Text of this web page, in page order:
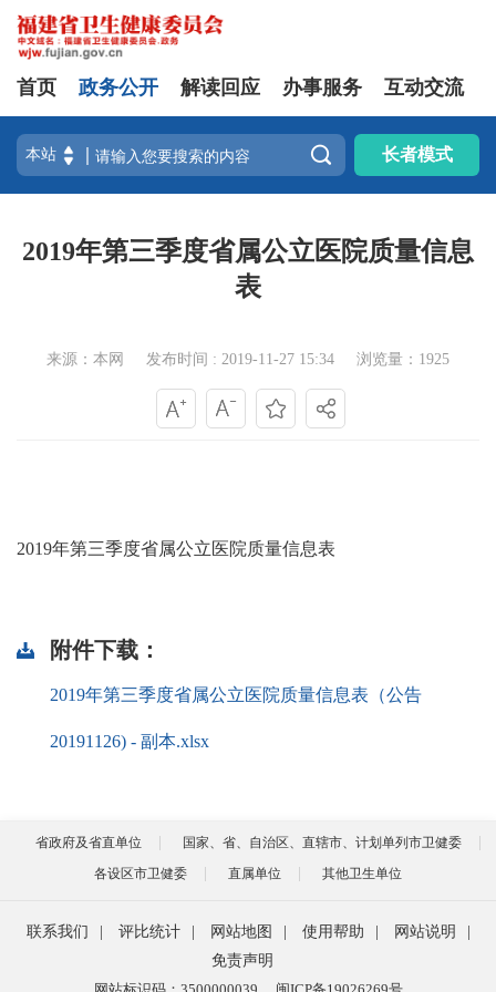
首页 政务公开 解读回应 办事服务 互动交流
 长者模式
2019年第三季度省属公立医院质量信息
表
来源：本网 发布时间 : 2019-11-27 15:34 浏览量：1925
2019年第三季度省属公立医院质量信息表
附件下载：
2019年第三季度省属公立医院质量信息表（公告
20191126) - 副本.xlsx
省政府及省直单位
国家、省、自治区、直辖市、计划单列市卫健委
各设区市卫健委
直属单位 其他卫生单位
联系我们 评比统计 网站地图 使用帮助 网站说明
免责声明